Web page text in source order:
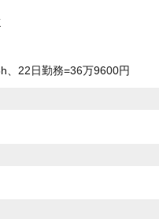
、22日勤務=36万9600円